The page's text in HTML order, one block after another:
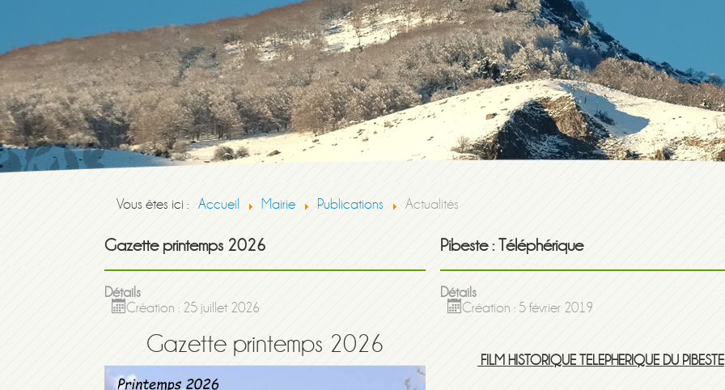
Vous êtes ici : Accueil Mairie Publications Actualités
Gazette printemps 2026
Détails
Création : 25 juillet 2026
Gazette printemps 2026
Pibeste : Téléphérique
Détails
Création : 5 février 2019
FILM HISTORIQUE TELEPHERIQUE DU PIBESTE